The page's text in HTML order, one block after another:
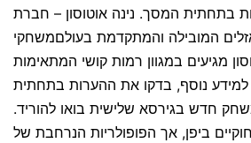
בתחתית המסך. נינה אוטוסון – חברת
המובילה והמתקדמת בעולםמשחקי
מגיעים במגוון רמות קושי המתאימות
למידע נוסף, בדקו את ההערות בתחתית
חדש בגירסא שלישית בואו להוריד.
ביפן, אך הפופולריות הנרחבת של